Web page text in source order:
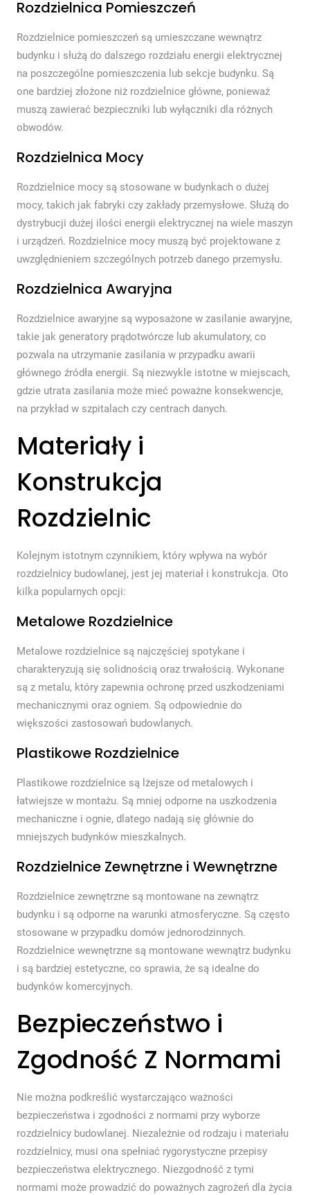
Rozdzielnica Pomieszczeń
Rozdzielnice pomieszczeń są umieszczane wewnątrz
budynku i służą do dalszego rozdziału energii elektrycznej
na poszczególne pomieszczenia lub sekcje budynku. Są
one bardziej złożone niż rozdzielnice główne, ponieważ
muszą zawierać bezpieczniki lub wyłączniki dla różnych
obwodów.
Rozdzielnica Mocy
Rozdzielnice mocy są stosowane w budynkach o dużej
mocy, takich jak fabryki czy zakłady przemysłowe. Służą do
dystrybucji dużej ilości energii elektrycznej na wiele maszyn
i urządzeń. Rozdzielnice mocy muszą być projektowane z
uwzględnieniem szczególnych potrzeb danego przemysłu.
Rozdzielnica Awaryjna
Rozdzielnice awaryjne są wyposażone w zasilanie awaryjne,
takie jak generatory prądotwórcze lub akumulatory, co
pozwala na utrzymanie zasilania w przypadku awarii
głównego źródła energii. Są niezwykle istotne w miejscach,
gdzie utrata zasilania może mieć poważne konsekwencje,
na przykład w szpitalach czy centrach danych.
Materiały i
Konstrukcja
Rozdzielnic
Kolejnym istotnym czynnikiem, który wpływa na wybór
rozdzielnicy budowlanej, jest jej materiał i konstrukcja. Oto
kilka popularnych opcji:
Metalowe Rozdzielnice
Metalowe rozdzielnice są najczęściej spotykane i
charakteryzują się solidnością oraz trwałością. Wykonane
są z metalu, który zapewnia ochronę przed uszkodzeniami
mechanicznymi oraz ogniem. Są odpowiednie do
większości zastosowań budowlanych.
Plastikowe Rozdzielnice
Plastikowe rozdzielnice są lżejsze od metalowych i
łatwiejsze w montażu. Są mniej odporne na uszkodzenia
mechaniczne i ognie, dlatego nadają się głównie do
mniejszych budynków mieszkalnych.
Rozdzielnice Zewnętrzne i Wewnętrzne
Rozdzielnice zewnętrzne są montowane na zewnątrz
budynku i są odporne na warunki atmosferyczne. Są często
stosowane w przypadku domów jednorodzinnych.
Rozdzielnice wewnętrzne są montowane wewnątrz budynku
i są bardziej estetyczne, co sprawia, że są idealne do
budynków komercyjnych.
Bezpieczeństwo i
Zgodność Z Normami
Nie można podkreślić wystarczająco ważności
bezpieczeństwa i zgodności z normami przy wyborze
rozdzielnicy budowlanej. Niezależnie od rodzaju i materiału
rozdzielnicy, musi ona spełniać rygorystyczne przepisy
bezpieczeństwa elektrycznego. Niezgodność z tymi
normami może prowadzić do poważnych zagrożeń dla życia